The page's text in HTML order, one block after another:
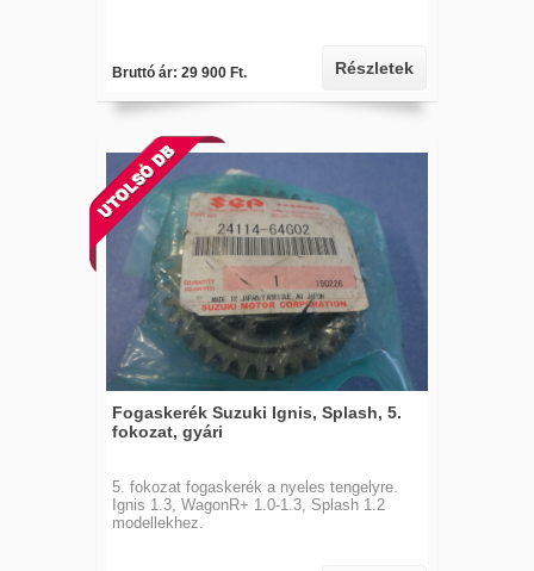
Bruttó ár: 29 900 Ft. Részletek
Fogaskerék Suzuki Ignis, Splash, 5.
fokozat, gyári
5. fokozat fogaskerék a nyeles tengelyre.
Ignis 1.3, WagonR+ 1.0-1.3, Splash 1.2
modellekhez.